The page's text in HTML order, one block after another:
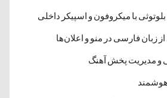
با میکروفون و اسپیکر داخلی
زبان فارسی در منو و اعلان‌ها
و مدیریت پخش آهنگ